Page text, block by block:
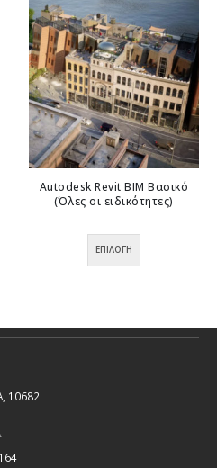
Autodesk Revit ΒΙΜ Βασικό
(Όλες οι ειδικότητες)
0out of 5
ΕΠΙΛΟΓΉ
Αυτό το προϊόν έχει πολλαπλές παραλλαγές. Οι επιλογές μπορούν να επιλεγούν στη σελίδα του προϊόντος
10682